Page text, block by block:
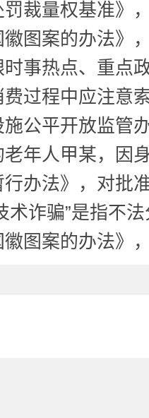
当事人主动消除或者减轻消
民共和国护照和其他具有护照性质
，伪造政策文件，组建虚假群组，以“发放扶贫款”“发放生
证。当自身合法权益受到侵害时，可首先与经营者协商解决。若协商不
备服务能力的情况下，油气管网设施运
老机构在未经甲某或其代理人同意的情况下，依据内部评估，单方
家庭，县级人民政府民政部门按照共同生活的家
别技术不熟悉，通过AI换脸换声技术，假装其亲人或朋友，以
技能竞赛代表团、队参加国际体育比赛